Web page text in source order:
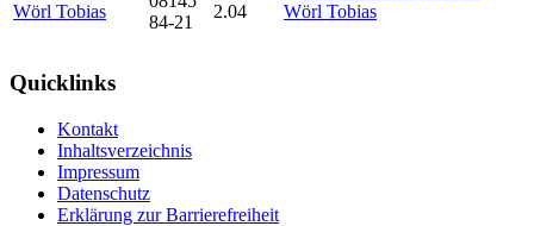
Wörl Tobias
84-21
2.04
Quicklinks
Kontakt
Inhaltsverzeichnis
Impressum
Datenschutz
Erklärung zur Barrierefreiheit